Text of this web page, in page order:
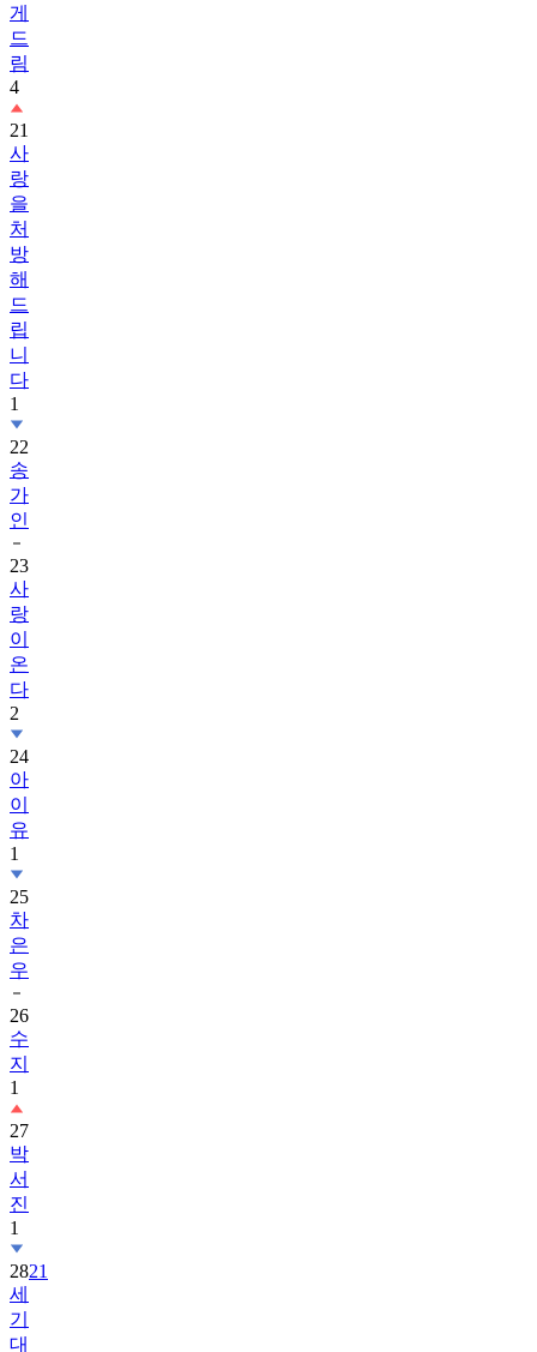
게
드
림
4
21
사
랑
을
처
방
해
드
립
니
다
1
22
송
가
인
23
사
랑
이
온
다
2
24
아
이
유
1
25
차
은
우
26
수
지
1
27
박
서
진
1
2821
세
기
대